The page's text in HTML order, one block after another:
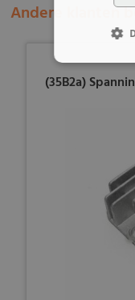
Andere klanten
(35B2a)